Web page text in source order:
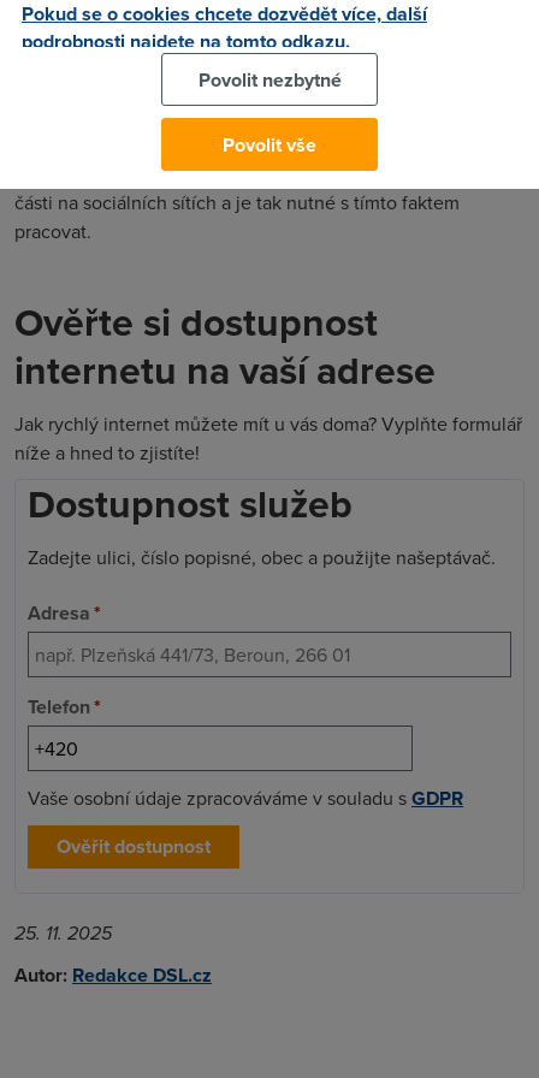
Německý aktivista Markus Beckedahl pak vysvětlil, že
výzkumy potvrzují návykové mechanismy, a proto je nutná
minimálně silnější regulace. Neměcko má podle něj ale
technický problém, neexistuje spolehlivý systém ověřování
věku a dětem stačí zadat jiné datum narození. Beckedahl
zároveň upozornil, že život mladých se odehrává z velké
části na sociálních sítích a je tak nutné s tímto faktem
pracovat.
Ověřte si dostupnost
internetu na vaší adrese
Jak rychlý internet můžete mít u vás doma? Vyplňte formulář
níže a hned to zjistíte!
Dostupnost služeb
Zadejte ulici, číslo popisné, obec a použijte našeptávač.
Adresa*
Telefon*
Vaše osobní údaje zpracováváme v souladu sGDPR
Ověřit dostupnost
25. 11. 2025
Autor: Redakce DSL.cz
Pokud se o cookies chcete dozvědět více, další
podrobnosti najdete na tomto odkazu.
Povolit nezbytné
Povolit vše